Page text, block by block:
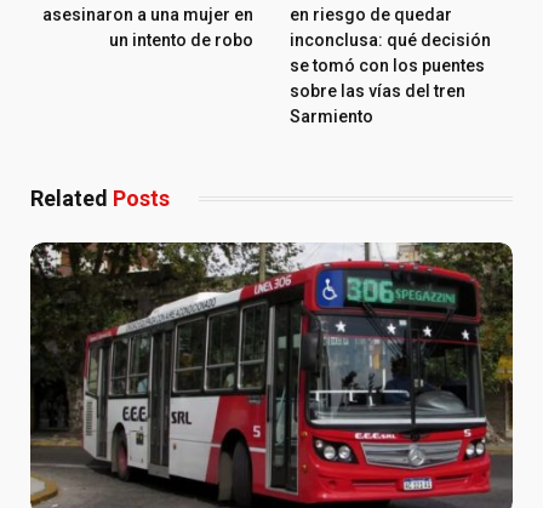
asesinaron a una mujer en
un intento de robo
en riesgo de quedar
inconclusa: qué decisión
se tomó con los puentes
sobre las vías del tren
Sarmiento
Related Posts